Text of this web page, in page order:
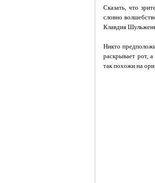
Сказать, что
словно
Клавдия
Никто
раскрывает рот,
так похожи на